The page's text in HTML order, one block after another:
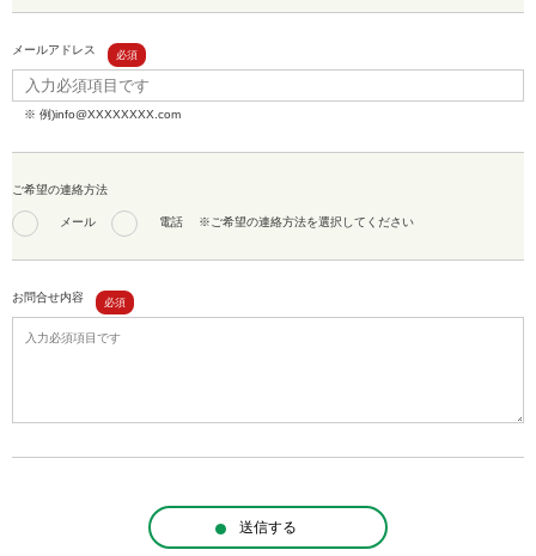
メールアドレス
※ 例)info@XXXXXXXX.com
ご希望の連絡方法
メール 電話 ※ご希望の連絡方法を選択してください
お問合せ内容
送信する